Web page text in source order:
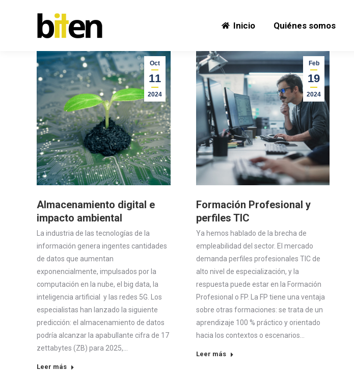
Inicio Quiénes somos
Oct
11
2024
Almacenamiento digital e
impacto ambiental
La industria de las tecnologías de la
información genera ingentes cantidades
de datos que aumentan
exponencialmente, impulsados por la
computación en la nube, el big data, la
inteligencia artificial y las redes 5G. Los
especialistas han lanzado la siguiente
predicción: el almacenamiento de datos
podría alcanzar la apabullante cifra de 17
zettabytes (ZB) para 2025,…
Leer más
Feb
19
2024
Formación Profesional y
perfiles TIC
Ya hemos hablado de la brecha de
empleabilidad del sector. El mercado
demanda perfiles profesionales TIC de
alto nivel de especialización, y la
respuesta puede estar en la Formación
Profesional o FP. La FP tiene una ventaja
sobre otras formaciones: se trata de un
aprendizaje 100 % práctico y orientado
hacia los contextos o escenarios…
Leer más